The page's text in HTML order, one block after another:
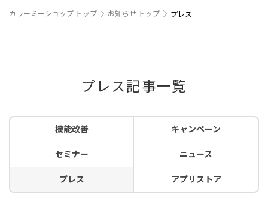
カラーミーショップ トップ お知らせ トップ プレス
プレス記事一覧
機能改善 キャンペーン
セミナー ニュース
プレス アプリストア